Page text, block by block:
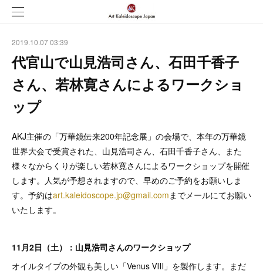
2019.10.07 03:39
代官山で山見浩司さん、石田千香子
さん、若林寛さんによるワークショ
ップ
AKJ主催の「万華鏡伝来200年記念展」の会場で、本年の万華鏡
世界大会で受賞された、山見浩司さん、石田千香子さん、また
様々なからくりが楽しい若林寛さんによるワークショップを開催
します。人気が予想されますので、早めのご予約をお願いしま
す。予約はart.kaleidoscope.jp@gmail.comまでメールにてお願い
いたします。
11月2日（土）：山見浩司さんのワークショップ
オイルタイプの外観も美しい「Venus Ⅷ」を製作します。まだ